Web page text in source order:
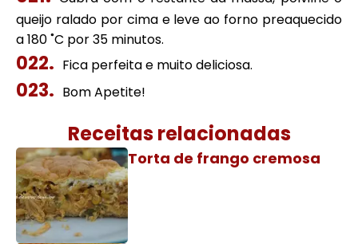
queijo ralado por cima e leve ao forno preaquecido
a 180 ˚C por 35 minutos.
Fica perfeita e muito deliciosa.
Bom Apetite!
Receitas relacionadas
Torta de frango cremosa